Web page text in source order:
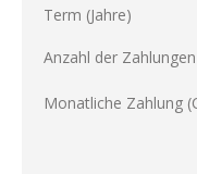
Term (Jahre)
Anzahl der Zahlungen
Monatliche Zahlung